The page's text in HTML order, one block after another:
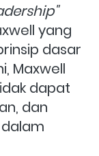
yang
dasar
Maxwell
dapat
dan